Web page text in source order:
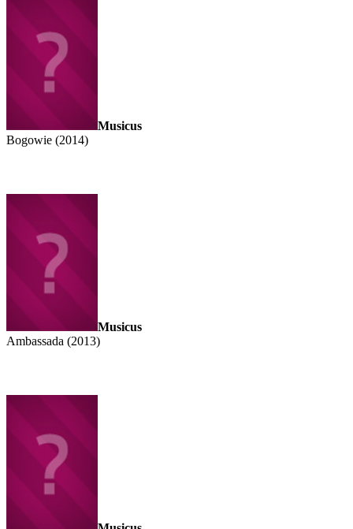
Musicus
Bogowie (2014)
Musicus
Ambassada (2013)